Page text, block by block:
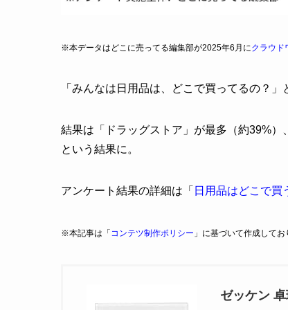
※本データはどこに売ってる編集部が2025年6月にクラウド
「みんなは日用品は、どこで買ってるの？
結果は「ドラッグストア」が最多（約39%）
という結果に。
アンケート結果の詳細は「 日用品はどこで買
※本記事は「 コンテツ制作ポリシー 」に基づいて作成して
ゼッケン